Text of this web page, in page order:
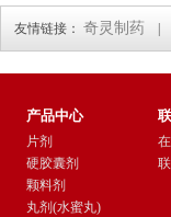
友情链接： 奇灵制药
产品中心
片剂
硬胶囊剂
颗料剂
丸剂(水蜜丸)